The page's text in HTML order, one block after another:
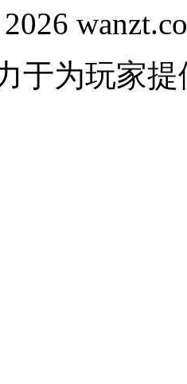
于为玩家